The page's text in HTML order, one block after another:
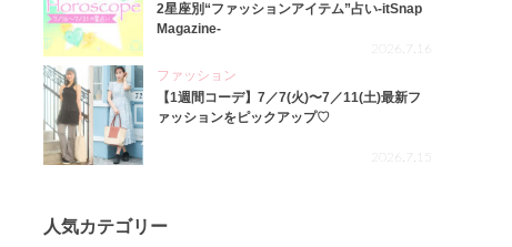
2星座別“ファッションアイテム”占い-itSnap
Magazine-
2026.7.16
ファッション
【1週間コーデ】7／7(火)〜7／11(土)最新フ
ァッションをピックアップ♡
2026.7.15
人気カテゴリー